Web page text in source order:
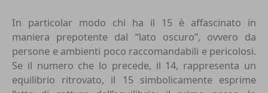
In particolar modo chi ha il 15 è affascinato in
maniera prepotente dal “lato oscuro”, ovvero da
persone e ambienti poco raccomandabili e pericolosi.
Se il numero che lo precede, il 14, rappresenta un
equilibrio ritrovato, il 15 simbolicamente esprime